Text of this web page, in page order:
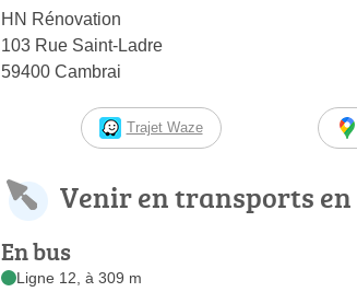
HN Rénovation
103 Rue Saint-Ladre
59400 Cambrai
Trajet Waze
Venir en transports
En bus
Ligne 12, à 309 m